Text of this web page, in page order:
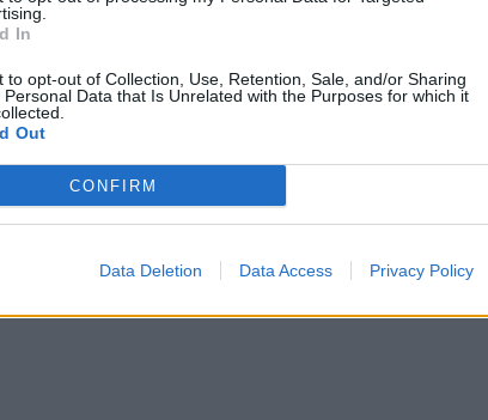
In
to opt-out of Collection, Use, Retention, Sale, and/or Sharing
Personal Data that Is Unrelated with the Purposes for which it
Out
CONFIRM
Data Deletion Data Access Privacy Policy